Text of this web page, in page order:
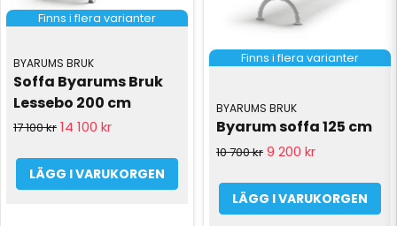
Finns i flera varianter
BYARUMS BRUK
Soffa Byarums Bruk
Lessebo 200 cm
17 100 kr 14 100 kr
LÄGG I VARUKORGEN
Finns i flera varianter
BYARUMS BRUK
Byarum soffa 125 cm
10 700 kr 9 200 kr
LÄGG I VARUKORGEN